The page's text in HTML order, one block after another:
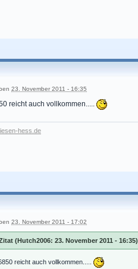
23. November 2011 - 16:35
reicht auch vollkommen.....
hess.de
23. November 2011 - 17:02
(Hutch2006: 23. November 2011 - 16:35)
reicht auch vollkommen.....